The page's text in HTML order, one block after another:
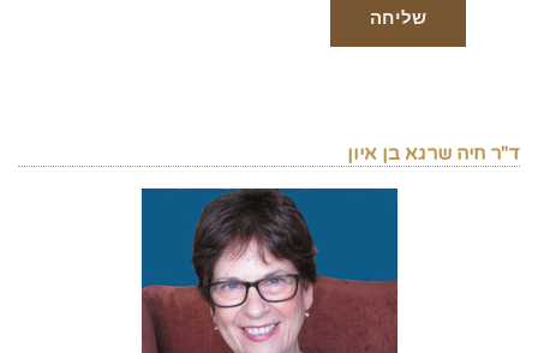
ד"ר חיה שרגא בן איון